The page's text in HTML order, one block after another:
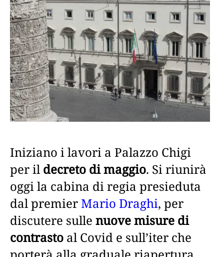
Iniziano i lavori a Palazzo Chigi
per ildecreto di maggio. Si riunirà
oggi la cabina di regia presieduta
dal premierMario Draghi, per
discutere sulle nuove misure di
contrasto al Covid e sull’iter che